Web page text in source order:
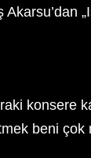
Akarsu’dan
konsere
beni çok